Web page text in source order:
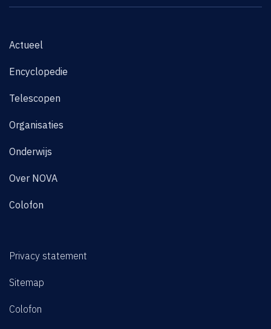
Actueel
Encyclopedie
Telescopen
Organisaties
Onderwijs
Over NOVA
Colofon
Privacy statement
Sitemap
Colofon